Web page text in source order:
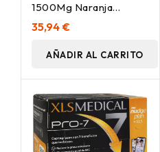
1500Mg Naranja
20Viales
35,94 €
AÑADIR AL CARRITO